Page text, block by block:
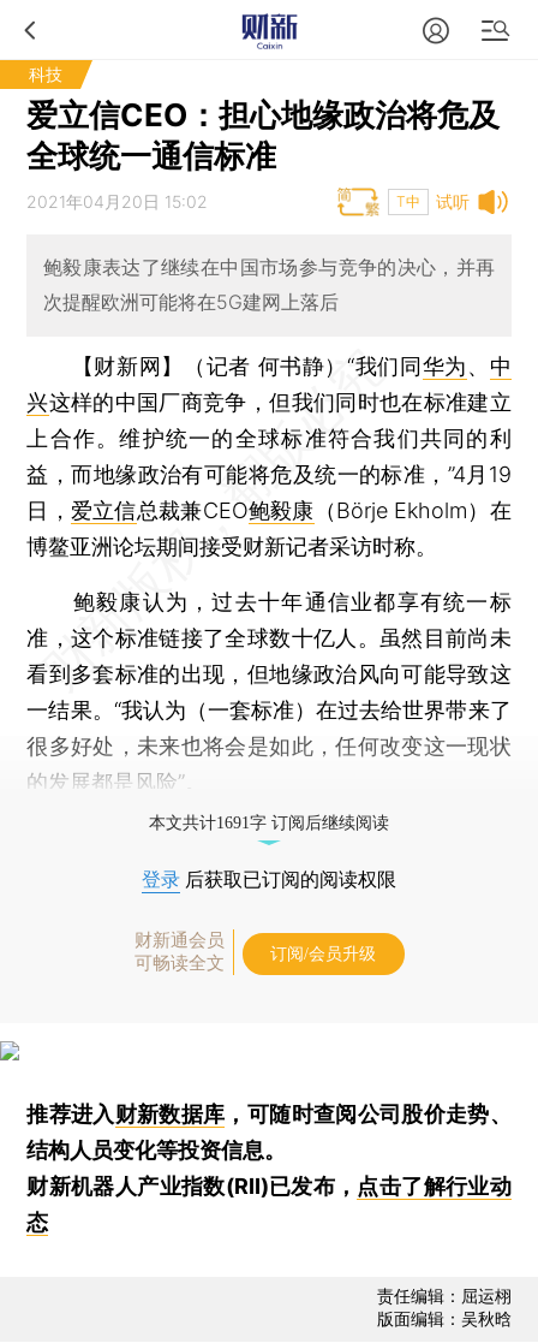
科技
爱立信CEO：担心地缘政治将危及
全球统一通信标准
试听
2021年04月20日 15:02 T中
鲍毅康表达了继续在中国市场参与竞争的决心，并再
次提醒欧洲可能将在5G建网上落后
【财新网】（记者 何书静）“我们同华为、 中
兴这样的中国厂商竞争，但我们同时也在标准建立
上合作。维护统一的全球标准符合我们共同的利
益，而地缘政治有可能将危及统一的标准，”4月19
日， 爱立信总裁兼CEO鲍毅康 （Börje Ekholm）在
博鳌亚洲论坛期间接受财新记者采访时称。
鲍毅康认为，过去十年通信业都享有统一标
准，这个标准链接了全球数十亿人。虽然目前尚未
看到多套标准的出现，但地缘政治风向可能导致这
一结果。“我认为（一套标准）在过去给世界带来了
很多好处，未来也将会是如此，任何改变这一现状
的发展都是风险”。
本文共计1691字 订阅后继续阅读
登录 后获取已订阅的阅读权限
财新通会员
可畅读全文
订阅/会员升级
推荐进入财新数据库 ，可随时查阅公司股价走势、
结构人员变化等投资信息。
财新机器人产业指数(RII)已发布， 点击了解行业动
态
责任编辑：屈运栩
版面编辑：吴秋晗